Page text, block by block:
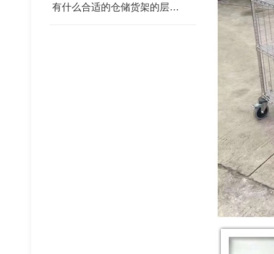
轻型货架 有什么合适的仓储货架的层板 我父亲为范围发改委